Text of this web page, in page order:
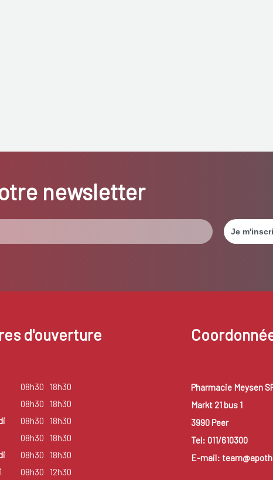
newsletter
d'ouverture
08h30
18h30
08h30
18h30
08h30
18h30
08h30
18h30
08h30
18h30
08h30
12h30
Pharmacie Meysen
Markt 21 bus 1
3990 Peer
Tel: 011/610300
E-mail: